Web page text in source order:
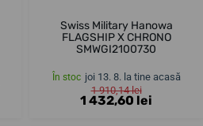
Swiss Military Hanowa
FLAGSHIP X CHRONO
SMWGI2100730
În stoc joi 13. 8. la tine acasă
1 910,14 lei
1 432,60 lei